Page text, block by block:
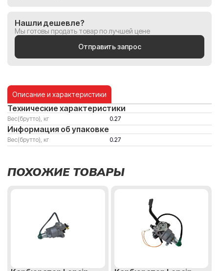
Нашли дешевле?
Мы готовы продать товар по лучшей цене
Отправить запрос
Описание и характеристики
Технические характеристики
Вес(брутто), кг 0.27
Информация об упаковке
Вес(брутто), кг 0.27
ПОХОЖИЕ ТОВАРЫ